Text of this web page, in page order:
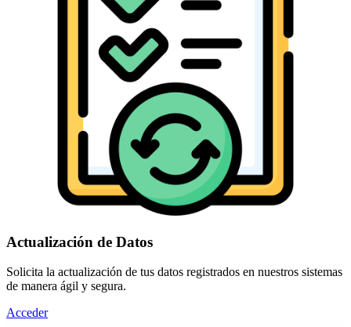
Actualización de Datos
Solicita la actualización de tus datos registrados en nuestros sistemas
de manera ágil y segura.
Acceder